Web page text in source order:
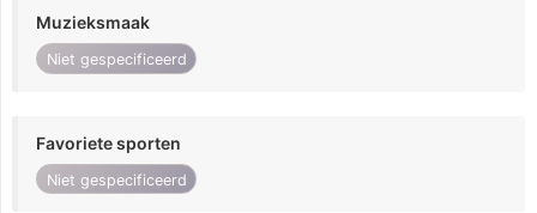
Muzieksmaak
Niet gespecificeerd
Favoriete sporten
Niet gespecificeerd